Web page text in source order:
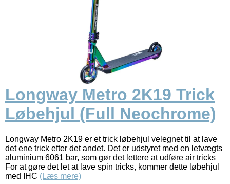
Longway Metro 2K19 Trick
Løbehjul (Full Neochrome)
Longway Metro 2K19 er et trick løbehjul velegnet til at lave
det ene trick efter det andet. Det er udstyret med en letvægts
aluminium 6061 bar, som gør det lettere at udføre air tricks
For at gøre det let at lave spin tricks, kommer dette løbehjul
med IHC (Læs mere)